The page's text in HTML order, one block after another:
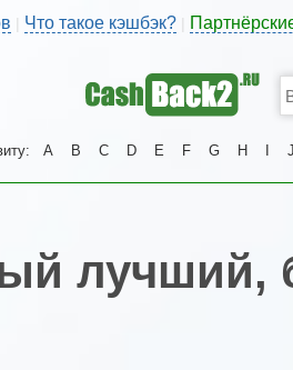
| Что такое кэшбэк?
A B C D E F G H
лучший,